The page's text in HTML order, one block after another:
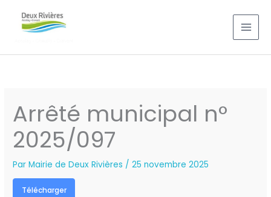
Arrêté municipal n°
2025/097
ParMairie de Deux Rivières /25 novembre 2025
Télécharger